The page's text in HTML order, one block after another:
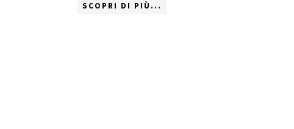
SCOPRI DI PIÙ...